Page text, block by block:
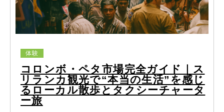
コロンボ・ペタ市場完全ガイド｜ス
リランカ観光で“本当の生活”を感じ
るローカル散歩とタクシーチャータ
ー旅
体験